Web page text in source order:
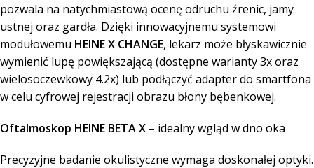
pozwala na natychmiastową ocenę odruchu źrenic, jamy
ustnej oraz gardła. Dzięki innowacyjnemu systemowi
modułowemu HEINE X CHANGE, lekarz może błyskawicznie
wymienić lupę powiększającą (dostępne warianty 3x oraz
wielosoczewkowy 4.2x) lub podłączyć adapter do smartfona
w celu cyfrowej rejestracji obrazu błony bębenkowej.
Oftalmoskop HEINE BETA X – idealny wgląd w dno oka
Precyzyjne badanie okulistyczne wymaga doskonałej optyki.